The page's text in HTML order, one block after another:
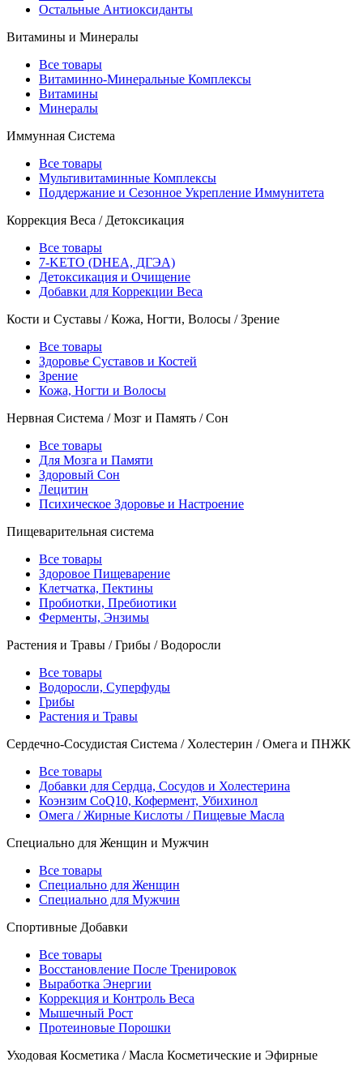
Остальные Антиоксиданты
Витамины и Минералы
Все товары
Витаминно-Минеральные Комплексы
Витамины
Минералы
Иммунная Система
Все товары
Мультивитаминные Комплексы
Поддержание и Сезонное Укрепление Иммунитета
Коррекция Веса / Детоксикация
Все товары
7-KETO (DHEA, ДГЭА)
Детоксикация и Очищение
Добавки для Коррекции Веса
Кости и Суставы / Кожа, Ногти, Волосы / Зрение
Все товары
Здоровье Суставов и Костей
Зрение
Кожа, Ногти и Волосы
Нервная Система / Мозг и Память / Сон
Все товары
Для Мозга и Памяти
Здоровый Сон
Лецитин
Психическое Здоровье и Настроение
Пищеварительная система
Все товары
Здоровое Пищеварение
Клетчатка, Пектины
Пробиотки, Пребиотики
Ферменты, Энзимы
Растения и Травы / Грибы / Водоросли
Все товары
Водоросли, Суперфуды
Грибы
Растения и Травы
Сердечно-Сосудистая Система / Холестерин / Омега и ПНЖК
Все товары
Добавки для Сердца, Сосудов и Холестерина
Коэнзим CoQ10, Кофермент, Убихинол
Омега / Жирные Кислоты / Пищевые Масла
Специально для Женщин и Мужчин
Все товары
Специально для Женщин
Специально для Мужчин
Спортивные Добавки
Все товары
Восстановление После Тренировок
Выработка Энергии
Коррекция и Контроль Веса
Мышечный Рост
Протеиновые Порошки
Уходовая Косметика / Масла Косметические и Эфирные